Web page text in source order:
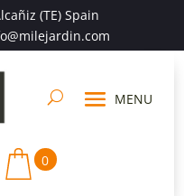
(TE) Spain
0